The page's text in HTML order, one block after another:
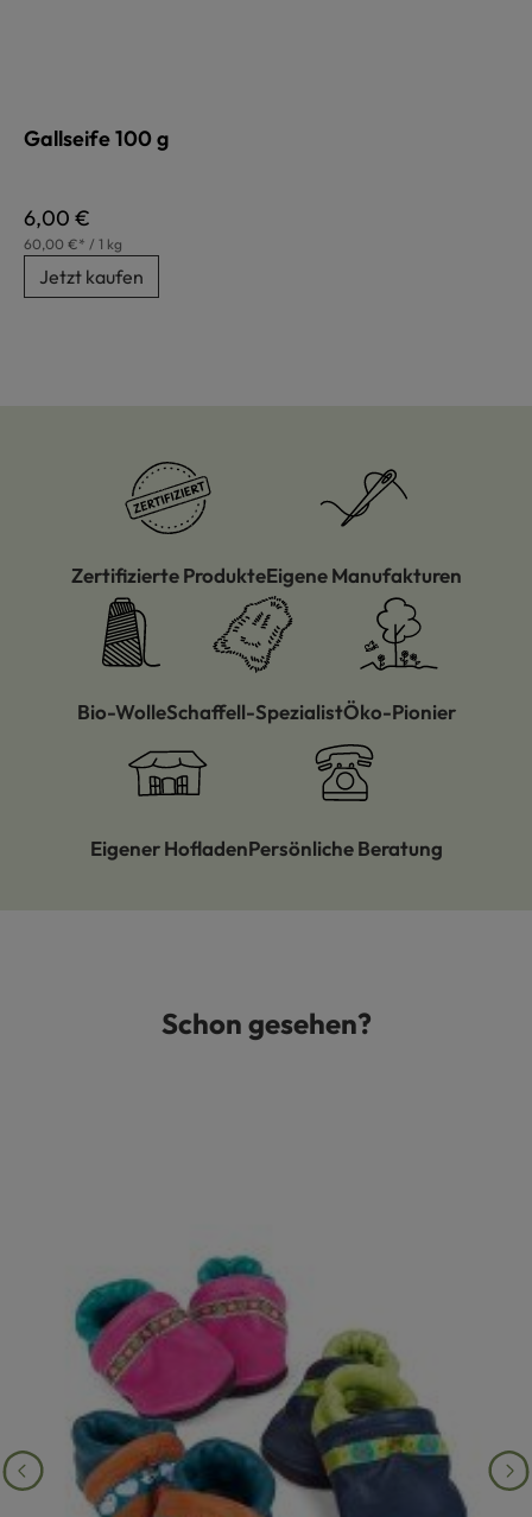
Gallseife 100 g
Regulärer Preis:
6,00 €
60,00 €* / 1 kg
Jetzt kaufen
Zertifizierte ProdukteEigene Manufakturen
Bio-WolleSchaffell-SpezialistÖko-Pionier
Eigener HofladenPersönliche Beratung
Produktgalerie überspringenSchon gesehen?